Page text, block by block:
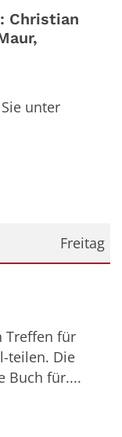
Christian
unter
Freitag
Treffen für
teilen. Die
Buch für....